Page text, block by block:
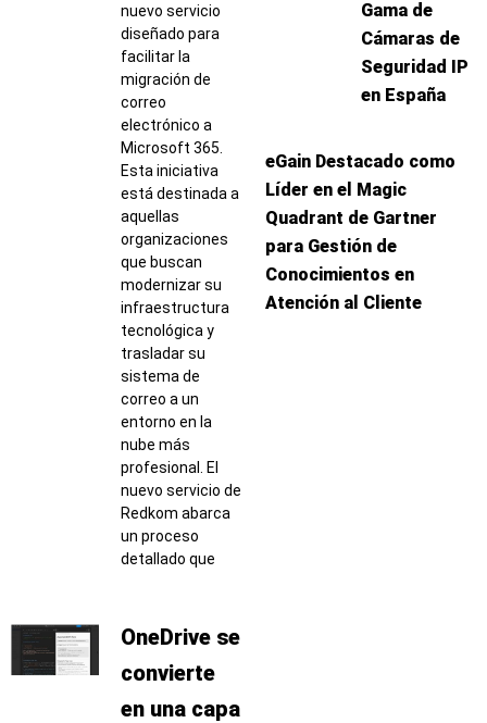
nuevo servicio
diseñado para
facilitar la
migración de
correo
electrónico a
Microsoft 365.
Esta iniciativa
está destinada a
aquellas
organizaciones
que buscan
modernizar su
infraestructura
tecnológica y
trasladar su
sistema de
correo a un
entorno en la
nube más
profesional. El
nuevo servicio de
Redkom abarca
un proceso
detallado que
OneDrive se
convierte
en una capa
Gama de
Cámaras de
Seguridad IP
en España
eGain Destacado como
Líder en el Magic
Quadrant de Gartner
para Gestión de
Conocimientos en
Atención al Cliente